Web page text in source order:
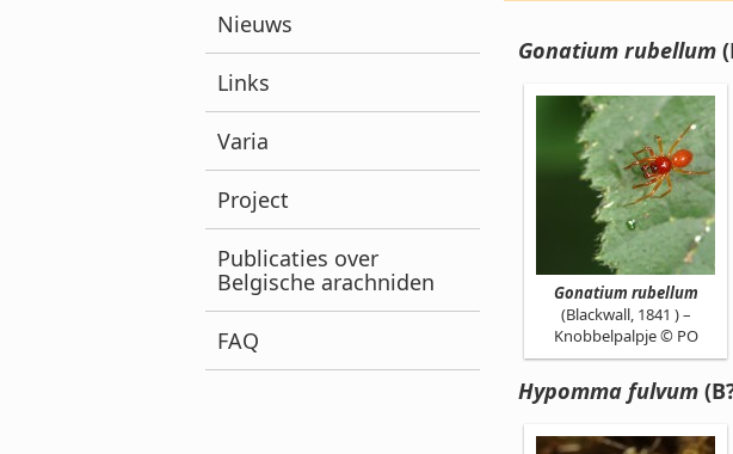
Nieuws
Links
Varia
Project
Publicaties over
Belgische arachniden
FAQ
Gonatium rubellum
Gonatium rubellum
(Blackwall, 1841 ) –
Knobbelpalpje © PO
Hypomma fulvum